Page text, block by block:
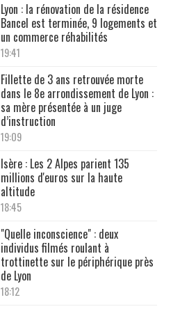
Lyon : la rénovation de la résidence
Bancel est terminée, 9 logements et
un commerce réhabilités
19:41
Fillette de 3 ans retrouvée morte
dans le 8e arrondissement de Lyon :
sa mère présentée à un juge
d’instruction
19:09
Isère : Les 2 Alpes parient 135
millions d'euros sur la haute
altitude
18:45
"Quelle inconscience" : deux
individus filmés roulant à
trottinette sur le périphérique près
de Lyon
18:12